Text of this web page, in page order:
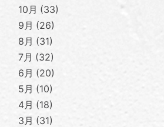
10月
33
9月
26
8月
31
7月
32
6月
20
5月
10
4月
18
3月
31